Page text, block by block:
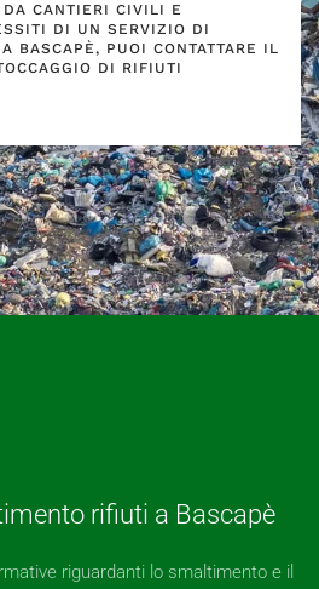
DA CANTIERI CIVILI E
DI UN SERVIZIO DI
BASCAPÈ, PUOI CONTATTARE IL
DI RIFIUTI
rifiuti a Bascapè
riguardanti lo smaltimento e il